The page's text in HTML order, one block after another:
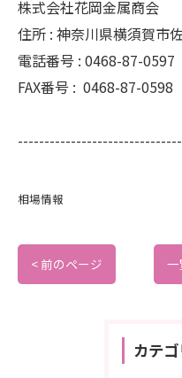
株式会社花岡金属商会
住所 : 神奈川県横須賀市
電話番号 : 0468-87-0597
FAX番号 : 0468-87-0598
相場情報
< 前のページ 一
カテ